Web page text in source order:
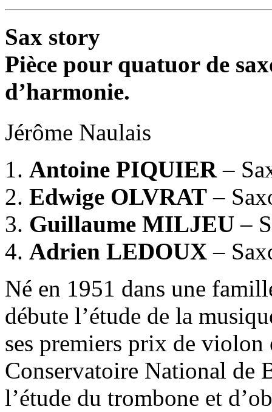
Sax story
Pièce pour quatuor de
d’harmonie.
Jérôme Naulais
Antoine PIQUIER –
Edwige OLVRAT –
Guillaume MILJEU –
Adrien LEDOUX –
Né en 1951 dans une
débute l’étude de la
ses premiers prix de violon
Conservatoire National de
l’étude du trombone et